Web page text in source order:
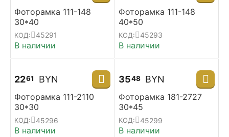
Фоторамка 111-148
30*40
КОД: 45291
В наличии
Фоторамка 111-148
40*50
КОД: 45293
В наличии
2261 BYN
Фоторамка 111-2110
30*30
КОД: 45296
В наличии
3548 BYN
Фоторамка 181-2727
30*45
КОД: 45299
В наличии